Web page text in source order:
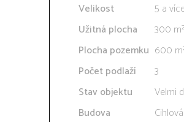
Velikost
5 a
Užitná plocha
300 m²
Plocha pozemku 600
Počet podlaží
3
Stav objektu
Velmi
Budova
Cihlová